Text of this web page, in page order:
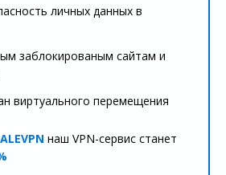
личных данных в
заблокированым сайтам и
виртуального перемещения
наш VPN-сервис станет